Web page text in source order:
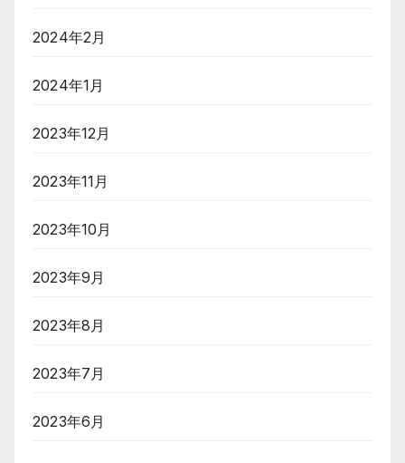
2024年2月
2024年1月
2023年12月
2023年11月
2023年10月
2023年9月
2023年8月
2023年7月
2023年6月